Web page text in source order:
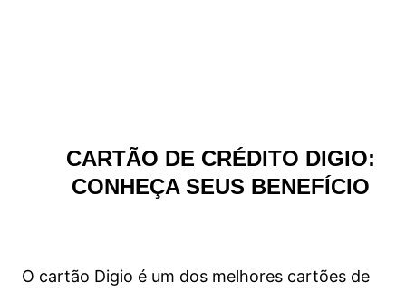
CARTÃO DE CRÉDITO DIGIO:
CONHEÇA SEUS BENEFÍCIO
O cartão Digio é um dos melhores cartões de